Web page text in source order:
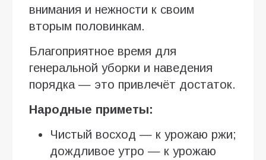
внимания и нежности к своим
вторым половинкам.
Благоприятное время для
генеральной уборки и наведения
порядка — это привлечёт достаток.
Народные приметы:
Чистый восход — к урожаю ржи;
дождливое утро — к урожаю